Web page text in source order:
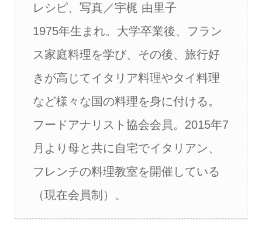
レシピ、写真／宇梶 由里子
1975年生まれ。大学卒業後、フラン
ス家庭料理を学び、その後、旅行好
きが高じてイタリア料理やタイ料理
など様々な国の料理を身に付ける。
フードアナリスト協会会員。2015年7
月より母と共に自宅でイタリアン、
フレンチの料理教室を開催している
（現在会員制）。